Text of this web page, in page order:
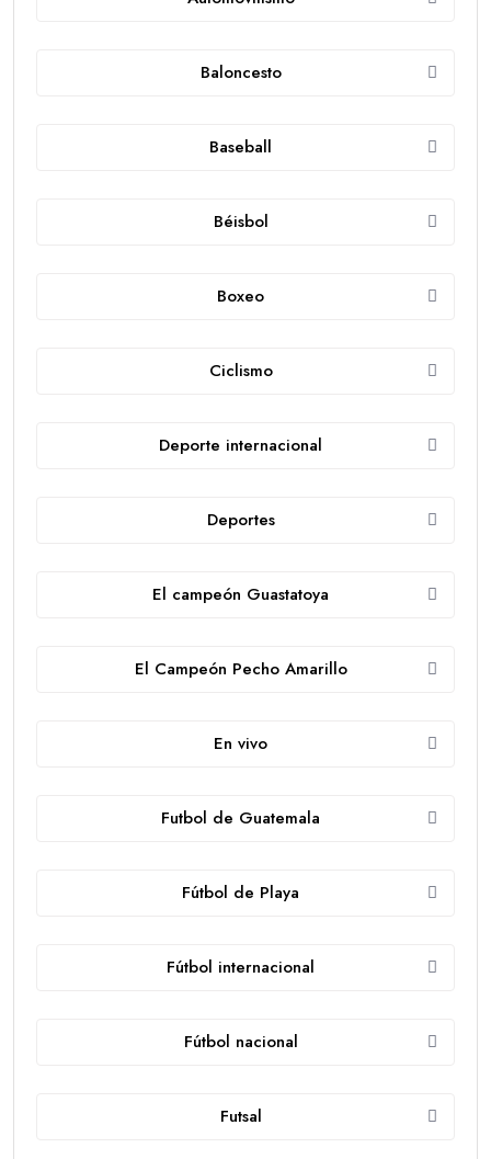
Baloncesto
Baseball
Béisbol
Boxeo
Ciclismo
Deporte internacional
Deportes
El campeón Guastatoya
El Campeón Pecho Amarillo
En vivo
Futbol de Guatemala
Fútbol de Playa
Fútbol internacional
Fútbol nacional
Futsal